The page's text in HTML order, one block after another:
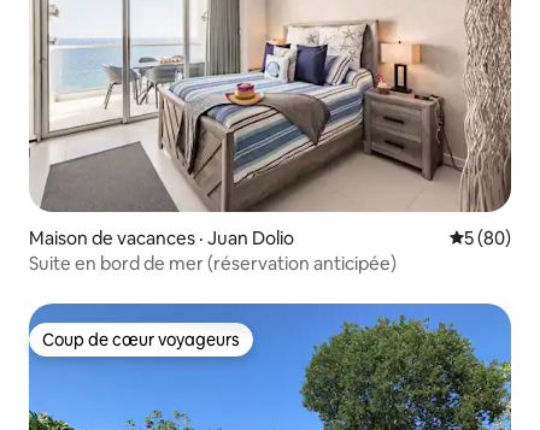
Maison de vacances · Juan Dolio Note
5 (80)
Suite en bord de mer (réservation anticipée)
Coup de cœur voyageurs
Coup de cœur voyageurs